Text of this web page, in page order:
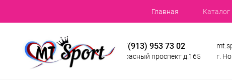
Главная Каталог
+7(913) 953 73 02
Красный проспект д.165
г.